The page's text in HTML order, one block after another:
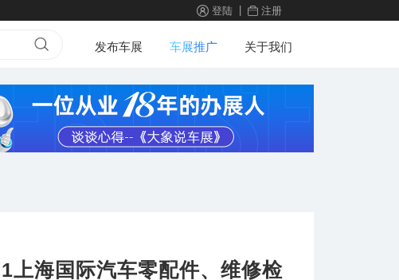
登陆 | 注册
发布车展 车展推广 关于我们
上海国际汽车零配件、维修检